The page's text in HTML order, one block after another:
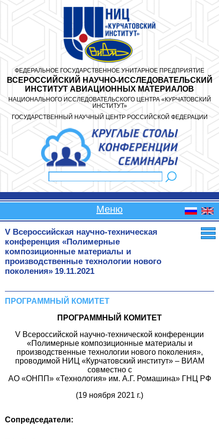
ФЕДЕРАЛЬНОЕ ГОСУДАРСТВЕННОЕ УНИТАРНОЕ ПРЕДПРИЯТИЕ
ВСЕРОССИЙСКИЙ НАУЧНО-ИССЛЕДОВАТЕЛЬСКИЙ
ИНСТИТУТ АВИАЦИОННЫХ МАТЕРИАЛОВ
НАЦИОНАЛЬНОГО ИССЛЕДОВАТЕЛЬСКОГО ЦЕНТРА «КУРЧАТОВСКИЙ
ИНСТИТУТ»
ГОСУДАРСТВЕННЫЙ НАУЧНЫЙ ЦЕНТР РОССИЙСКОЙ ФЕДЕРАЦИИ
Форма поиска
Меню
V Всероссийская научно-техническая
конференция «Полимерные
композиционные материалы и
производственные технологии нового
поколения» 19.11.2021
ПРОГРАММНЫЙ КОМИТЕТ
ПРОГРАММНЫЙ КОМИТЕТ
V Всероссийской научно-технической конференции
«Полимерные композиционные материалы и
производственные технологии нового поколения»,
проводимой НИЦ «Курчатовский институт» – ВИАМ
совместно с
АО «ОНПП» «Технология» им. А.Г. Ромашина» ГНЦ РФ
(19 ноября 2021 г.)
Сопредседатели: